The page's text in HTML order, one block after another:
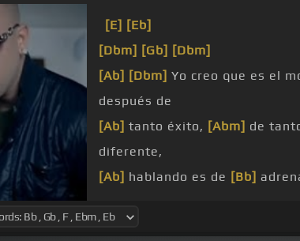
[E] [Eb]
[Dbm] [Gb] [Dbm]
[Ab] [Dbm] Yo creo que es el
después de
[Ab] tanto éxito, [Abm] de
diferente,
[Ab] hablando es de [Bb]